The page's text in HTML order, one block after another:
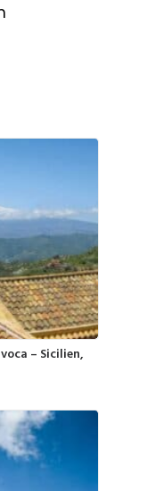
– Sicilien,